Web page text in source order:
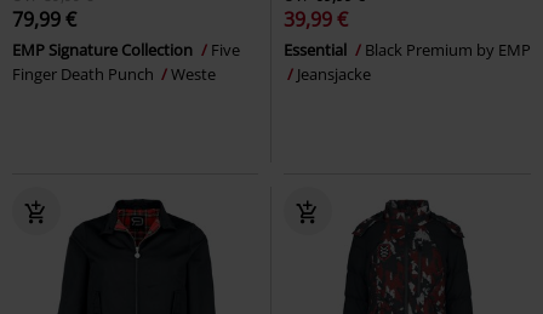
79,99 €
EMP Signature Collection
Five
Finger Death Punch
Weste
39,99 €
Essential
Black Premium by EMP
Jeansjacke